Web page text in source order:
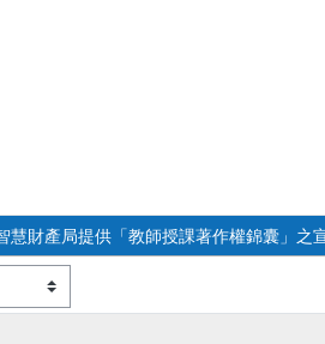
慧財產局提供「教師授課著作權錦囊」